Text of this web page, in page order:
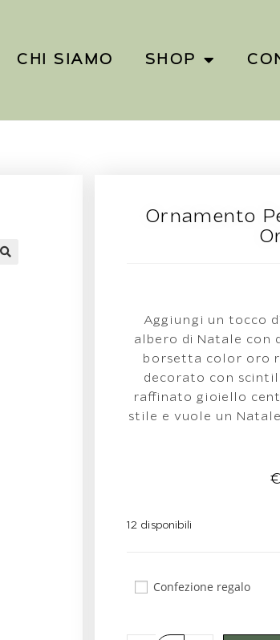
CHI SIAMO SHOP
Ornamento
Aggiungi un tocco
albero di Natale con
borsetta color oro
decorato con
raffinato gioiello
stile e vuole un
12 disponibili
Confezione regalo